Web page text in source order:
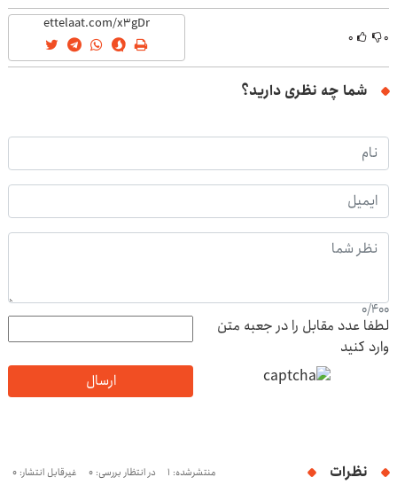
(40%off)
۰ ۰
شما چه نظری دارید؟
0/400
لطفا عدد مقابل را در جعبه متن
وارد کنید
ارسال
نظرات منتشرشده: 1 در انتظار بررسی: 0 غیرقابل انتشار: 0